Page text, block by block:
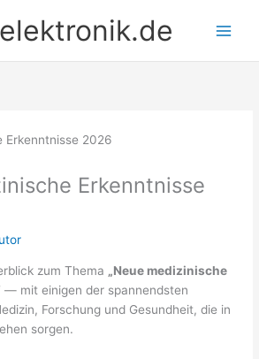
Erkenntnisse
zum Thema „Neue medizinische
— mit einigen der spannendsten
Forschung und Gesundheit, die in
sorgen.